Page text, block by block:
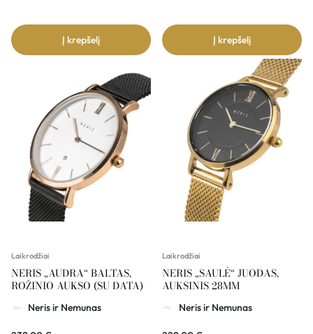
Į krepšelį Į krepšelį
Laikrodžiai
NERIS „AUDRA“ BALTAS,
ROŽINIO AUKSO (SU DATA)
Neris ir Nemunas
Laikrodžiai
NERIS „SAULĖ“ JUODAS,
AUKSINIS 28MM
Neris ir Nemunas